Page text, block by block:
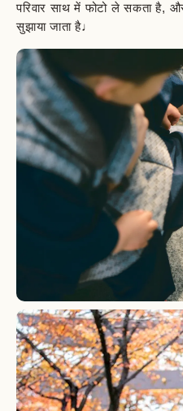
परिवार साथ में फोटो ले सकता है,
सुझाया जाता है♩